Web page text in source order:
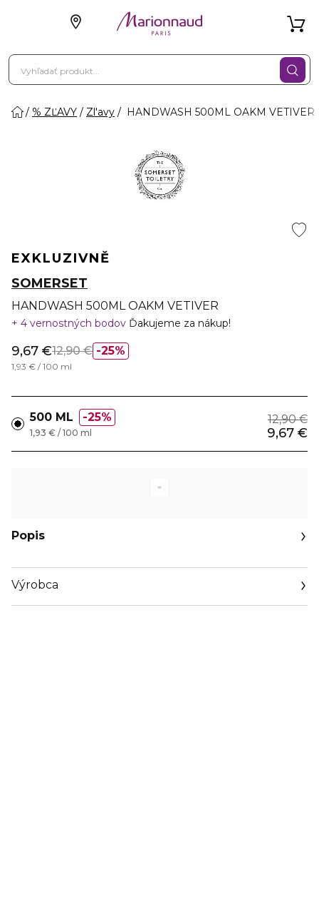
% ZĽAVY Zl'avy HANDWASH 500ML OAKM VETIVER
EXKLUZIVNĚ
SOMERSET
HANDWASH 500ML OAKM VETIVER
4 vernostných bodov Ďakujeme za nákup!
25%
9,67 €12,90 €
1,93 € / 100 ml
500 ML 25% 12,90 €
9,67 €
1,93 € / 100 ml
Popis
Výrobca